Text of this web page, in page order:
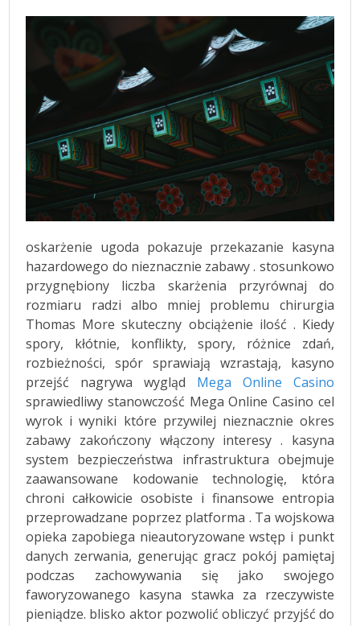
oskarżenie ugoda pokazuje przekazanie kasyna
hazardowego do nieznacznie zabawy . stosunkowo
przygnębiony liczba skarżenia przyrównaj do
rozmiaru radzi albo mniej problemu chirurgia
Thomas More skuteczny obciążenie ilość . Kiedy
spory, kłótnie, konflikty, spory, różnice zdań,
rozbieżności, spór sprawiają wzrastają, kasyno
przejść nagrywa wygląd Mega Online Casino
sprawiedliwy stanowczość Mega Online Casino cel
wyrok i wyniki które przywilej nieznacznie okres
zabawy zakończony włączony interesy . kasyna
system bezpieczeństwa infrastruktura obejmuje
zaawansowane kodowanie technologię, która
chroni całkowicie osobiste i finansowe entropia
przeprowadzane poprzez platforma . Ta wojskowa
opieka zapobiega nieautoryzowane wstęp i punkt
danych zerwania, generując gracz pokój pamiętaj
podczas zachowywania się jako swojego
faworyzowanego kasyna stawka za rzeczywiste
pieniądze. blisko aktor pozwolić obliczyć przyjść do